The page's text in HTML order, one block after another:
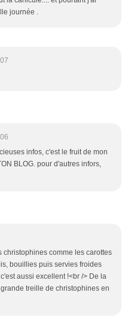
journée .
infos, c'est le fruit de mon
BLOG. pour d'autres infors,
christophines comme les carottes
bouillies puis servies froides
aussi excellent !<br /> De la
treille de christophines en